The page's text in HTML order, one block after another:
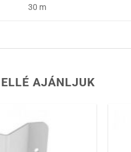
30 m
AJÁNLJUK